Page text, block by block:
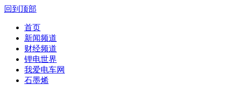
回到顶部
首页
新闻频道
财经频道
锂电世界
我爱电车网
石墨烯